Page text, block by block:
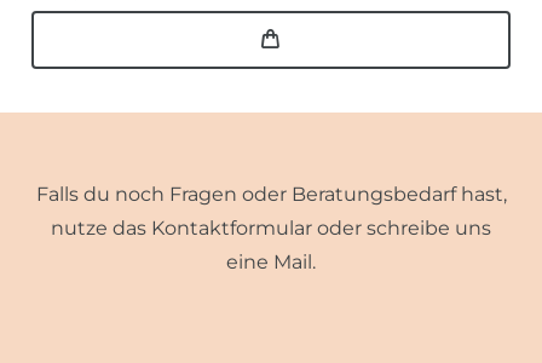
Falls du noch Fragen oder Beratungsbedarf hast,
nutze das Kontaktformular oder schreibe uns
eine Mail.